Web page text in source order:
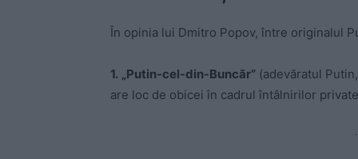
În opinia lui Dmitro Popov, între originalul
1. „Putin-cel-din-Buncăr” (adevăratul
are loc de obicei în cadrul întâlnirilor